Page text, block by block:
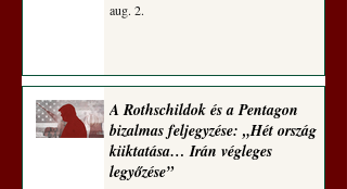
aug. 2.
A Rothschildok és a Pentagon
bizalmas feljegyzése: „Hét ország
kiiktatása… Irán végleges
legyőzése”